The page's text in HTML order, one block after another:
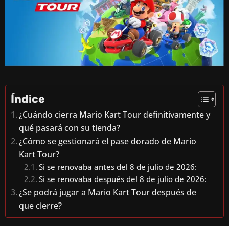
Índice
¿Cuándo cierra Mario Kart Tour definitivamente y
qué pasará con su tienda?
¿Cómo se gestionará el pase dorado de Mario
Kart Tour?
Si se renovaba antes del 8 de julio de 2026:
Si se renovaba después del 8 de julio de 2026:
¿Se podrá jugar a Mario Kart Tour después de
que cierre?